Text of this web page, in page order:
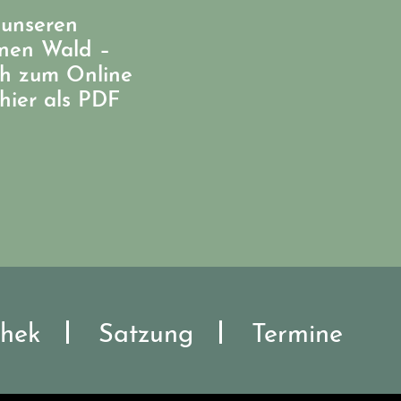
Wald –
zum Online
als PDF
Satzung Termine